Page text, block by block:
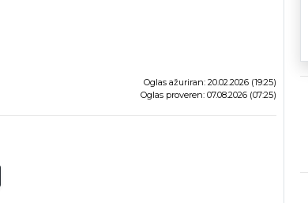
Oglas ažuriran: 20.02.2026 (19:25)
Oglas proveren: 07.08.2026 (07:25)